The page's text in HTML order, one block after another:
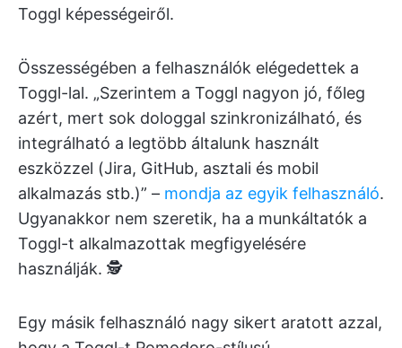
Toggl képességeiről.
Összességében a felhasználók elégedettek a
Toggl-lal. „Szerintem a Toggl nagyon jó, főleg
azért, mert sok dologgal szinkronizálható, és
integrálható a legtöbb általunk használt
eszközzel (Jira, GitHub, asztali és mobil
alkalmazás stb.)” – mondja az egyik felhasználó.
Ugyanakkor nem szeretik, ha a munkáltatók a
Toggl-t alkalmazottak megfigyelésére
használják. 🕵️
Egy másik felhasználó nagy sikert aratott azzal,